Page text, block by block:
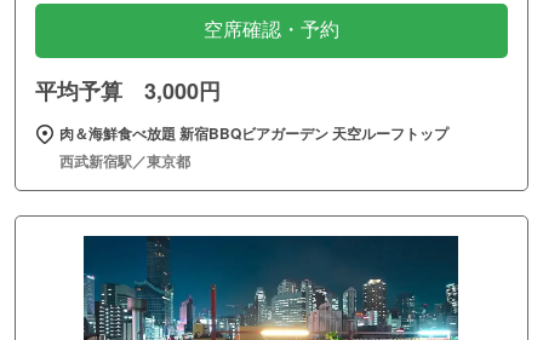
空席確認・予約
平均予算 3,000円
肉＆海鮮食べ放題 新宿BBQビアガーデン 天空ルーフトップ
西武新宿駅／東京都